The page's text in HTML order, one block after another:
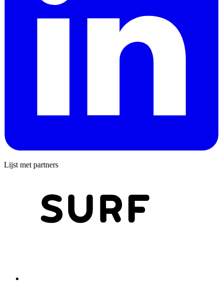
Lijst met partners